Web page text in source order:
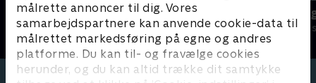
målrette annoncer til dig. Vores
samarbejdspartnere kan anvende cookie-data til
målrettet markedsføring på egne og andres
platforme. Du kan til- og fravælge cookies
herunder, og du kan altid trække dit samtykke
Gurli Gris
Børneserier • 4 sæsoner
Alfons
Børneserier • 1